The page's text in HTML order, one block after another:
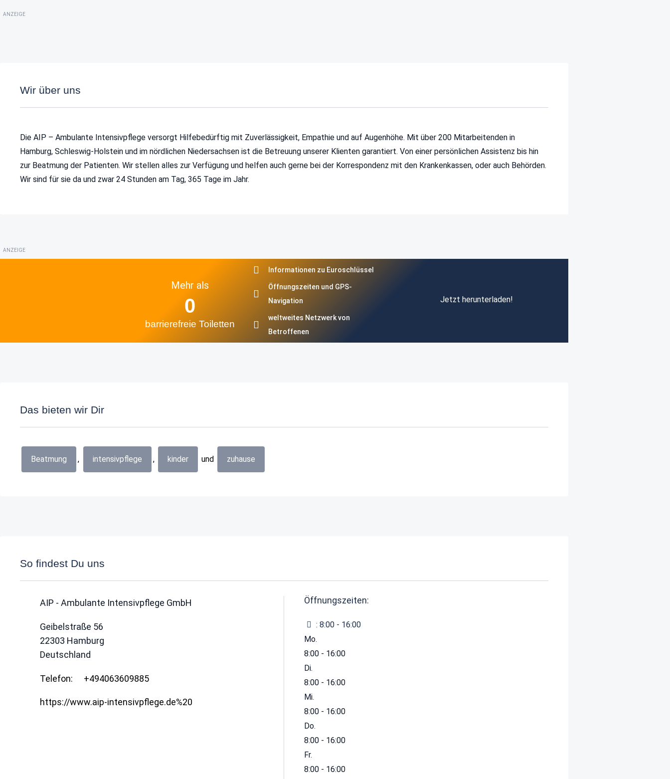
ANZEIGE
Wir über uns
Die AIP – Ambulante Intensivpflege versorgt Hilfebedürftig mit Zuverlässigkeit, Empathie und auf Augenhöhe. Mit über 200 Mitarbeitenden in
Hamburg, Schleswig-Holstein und im nördlichen Niedersachsen ist die Betreuung unserer Klienten garantiert. Von einer persönlichen Assistenz bis hin
zur Beatmung der Patienten. Wir stellen alles zur Verfügung und helfen auch gerne bei der Korrespondenz mit den Krankenkassen, oder auch Behörden.
Wir sind für sie da und zwar 24 Stunden am Tag, 365 Tage im Jahr.
ANZEIGE
Mehr als
barrierefreie Toiletten
0
Informationen zu Euroschlüssel
Öffnungszeiten und GPS-
Navigation
weltweites Netzwerk von
Betroffenen
Jetzt herunterladen!
Das bieten wir Dir
Beatmung , intensivpflege , kinder und zuhause
So findest Du uns
AIP - Ambulante Intensivpflege GmbH
Geibelstraße 56
22303 Hamburg
Deutschland
Telefon: +494063609885
https://www.aip-intensivpflege.de%20
Öffnungszeiten:
: 8:00 - 16:00
Mo.
8:00 - 16:00
Di.
8:00 - 16:00
Mi.
8:00 - 16:00
Do.
8:00 - 16:00
Fr.
8:00 - 16:00